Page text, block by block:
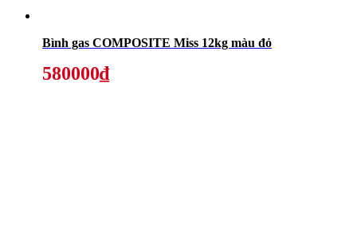
Bình gas COMPOSITE Miss 12kg màu đỏ
580000₫